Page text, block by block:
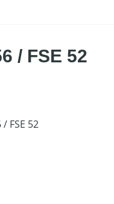
/ FSE 52